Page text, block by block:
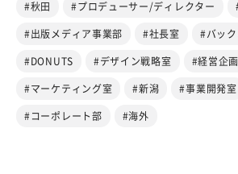
#秋田 #プロデューサー/ディレクター
#出版メディア事業部 #社長室 #バック
#DONUTS #デザイン戦略室 #経営企
#マーケティング室 #新潟 #事業開発室
#コーポレート部 #海外